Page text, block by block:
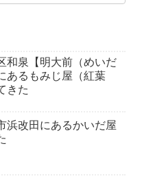
和泉【明大前（めいだ
あるもみじ屋（紅葉
きた
浜改田にあるかいだ屋